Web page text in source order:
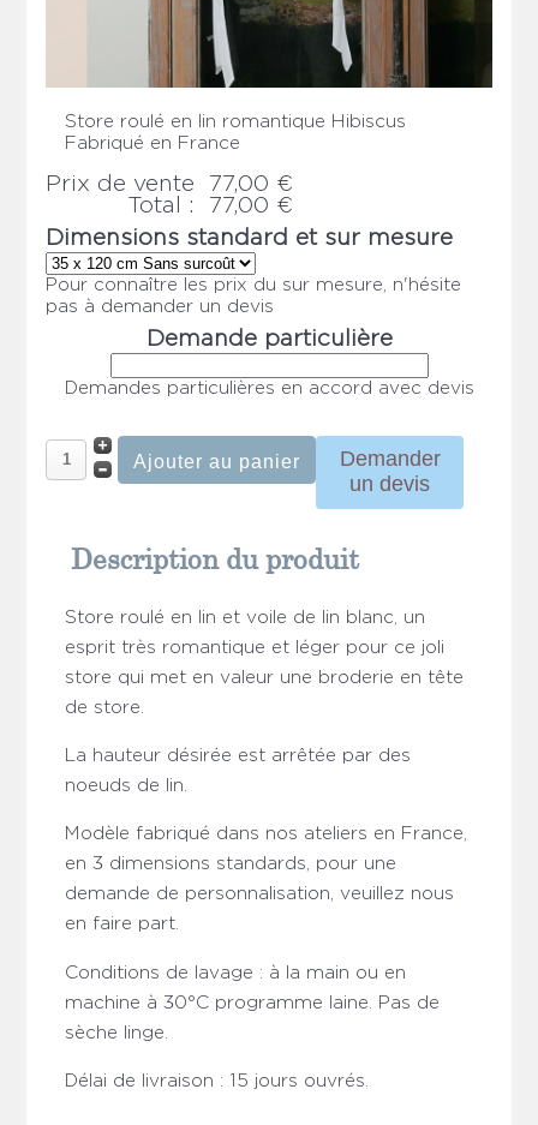
Store roulé en lin romantique Hibiscus
Fabriqué en France
Prix ​​de vente
77,00 €
Total :
77,00 €
Dimensions standard et sur mesure
Pour connaître les prix du sur mesure, n'hésite
pas à demander un devis
Demande particulière
Demandes particulières en accord avec devis
Demander
un devis
Description du produit
Store roulé en lin et voile de lin blanc, un
esprit très romantique et léger pour ce joli
store qui met en valeur une broderie en tête
de store.
La hauteur désirée est arrêtée par des
noeuds de lin.
Modèle fabriqué dans nos ateliers en France,
en 3 dimensions standards, pour une
demande de personnalisation, veuillez nous
en faire part.
Conditions de lavage : à la main ou en
machine à 30°C programme laine. Pas de
sèche linge.
Délai de livraison : 15 jours ouvrés.